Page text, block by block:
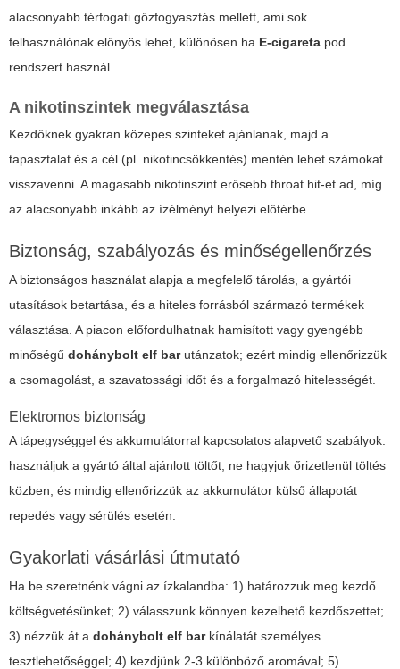
alacsonyabb térfogati gőzfogyasztás mellett, ami sok
felhasználónak előnyös lehet, különösen ha E-cigareta pod
rendszert használ.
A nikotinszintek megválasztása
Kezdőknek gyakran közepes szinteket ajánlanak, majd a
tapasztalat és a cél (pl. nikotincsökkentés) mentén lehet számokat
visszavenni. A magasabb nikotinszint erősebb throat hit-et ad, míg
az alacsonyabb inkább az ízélményt helyezi előtérbe.
Biztonság, szabályozás és minőségellenőrzés
A biztonságos használat alapja a megfelelő tárolás, a gyártói
utasítások betartása, és a hiteles forrásból származó termékek
választása. A piacon előfordulhatnak hamisított vagy gyengébb
minőségű dohánybolt elf barutánzatok; ezért mindig ellenőrizzük
a csomagolást, a szavatossági időt és a forgalmazó hitelességét.
Elektromos biztonság
A tápegységgel és akkumulátorral kapcsolatos alapvető szabályok:
használjuk a gyártó által ajánlott töltőt, ne hagyjuk őrizetlenül töltés
közben, és mindig ellenőrizzük az akkumulátor külső állapotát
repedés vagy sérülés esetén.
Gyakorlati vásárlási útmutató
Ha be szeretnénk vágni az ízkalandba: 1) határozzuk meg kezdő
költségvetésünket; 2) válasszunk könnyen kezelhető kezdőszettet;
3) nézzük át a dohánybolt elf barkínálatát személyes
tesztlehetőséggel; 4) kezdjünk 2-3 különböző aromával; 5)